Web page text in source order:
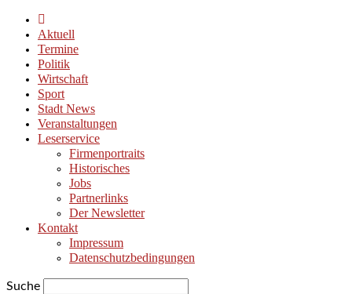
Aktuell
Termine
Politik
Wirtschaft
Sport
Stadt News
Veranstaltungen
Leserservice
Firmenportraits
Historisches
Jobs
Partnerlinks
Der Newsletter
Kontakt
Impressum
Datenschutzbedingungen
Suche